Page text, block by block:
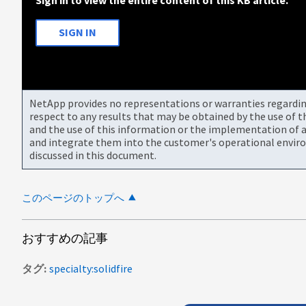
SIGN IN
NetApp provides no representations or warranties
respect to any results that may be obtained by the use of
and the use of this information or the implementation of
and integrate them into the customer's operational
discussed in this document.
このページのトップへ
おすすめの記事
タグ specialty:solidfire